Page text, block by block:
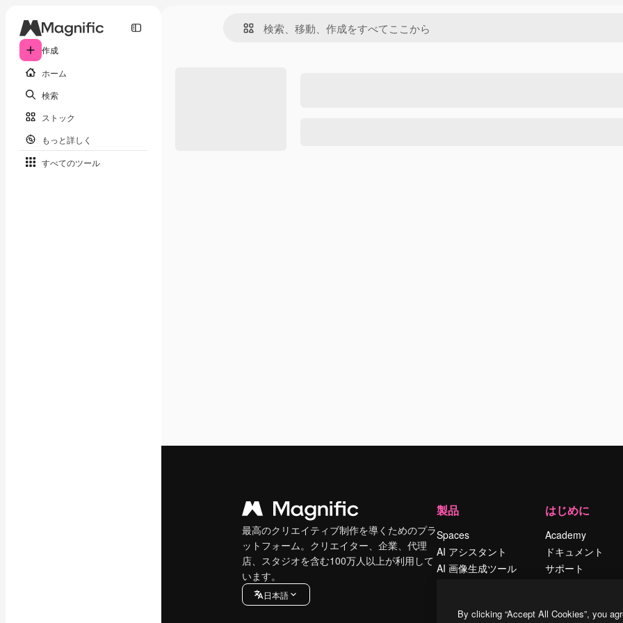
作成
ホーム
検索
ストック
もっと詳しく
すべてのツール
最高のクリエイティブ制作を導くためのプラ
ットフォーム。クリエイター、企業、代理
店、スタジオを含む100万人以上が利用して
います。
日本語
製品
Spaces
AI アシスタント
AI 画像生成ツール
ストックコンテン
はじめに
Academy
ドキュメント
サポート
シー
By clicking “Accept All Cookies”, you